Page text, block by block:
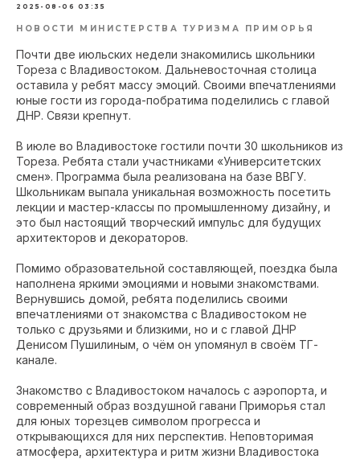
2025-08-06 03:35
НОВОСТИ МИНИСТЕРСТВА ТУРИЗМА ПРИМОРЬЯ
Почти две июльских недели знакомились школьники
Тореза с Владивостоком. Дальневосточная столица
оставила у ребят массу эмоций. Своими впечатлениями
юные гости из города-побратима поделились с главой
ДНР. Связи крепнут.
В июле во Владивостоке гостили почти 30 школьников из
Тореза. Ребята стали участниками «Университетских
смен». Программа была реализована на базе ВВГУ.
Школьникам выпала уникальная возможность посетить
лекции и мастер-классы по промышленному дизайну, и
это был настоящий творческий импульс для будущих
архитекторов и декораторов.
Помимо образовательной составляющей, поездка была
наполнена яркими эмоциями и новыми знакомствами.
Вернувшись домой, ребята поделились своими
впечатлениями от знакомства с Владивостоком не
только с друзьями и близкими, но и с главой ДНР
Денисом Пушилиным, о чём он упомянул в своём ТГ-
канале.
Знакомство с Владивостоком началось с аэропорта, и
современный образ воздушной гавани Приморья стал
для юных торезцев символом прогресса и
открывающихся для них перспектив. Неповторимая
атмосфера, архитектура и ритм жизни Владивостока